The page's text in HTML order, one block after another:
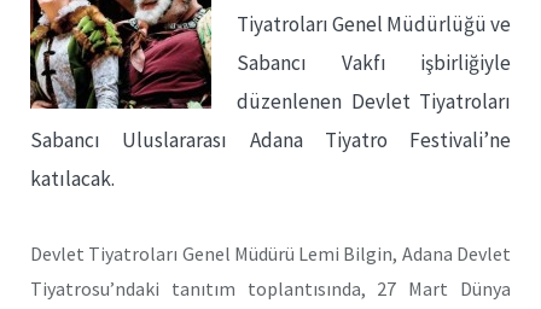
Tiyatroları Genel Müdürlüğü ve
Sabancı Vakfı işbirliğiyle
düzenlenen Devlet Tiyatroları
Sabancı Uluslararası Adana Tiyatro Festivali’ne
katılacak.
Devlet Tiyatroları Genel Müdürü Lemi Bilgin, Adana Devlet
Tiyatrosu’ndaki tanıtım toplantısında, 27 Mart Dünya